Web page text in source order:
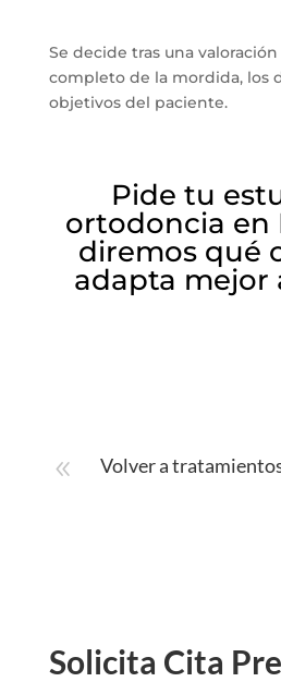
Se decide tras una
completo de la mordida, los
objetivos del paciente.
Pide tu
ortodoncia en
diremos qué
adapta mejor
8 Volver a
Solicita Cita